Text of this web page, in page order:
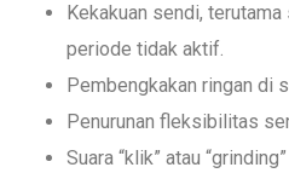
Kekakuan sendi,
periode tidak aktif.
Pembengkakan ringan di
Penurunan fleksibilitas
Suara “klik” atau